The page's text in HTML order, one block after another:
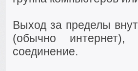
Выход за пределы
(обычно интернет),
соединение.